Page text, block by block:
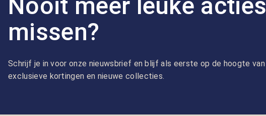
Nooit meer leuke acties
missen?
Schrijf je in voor onze nieuwsbrief en blijf als eerste op de hoogte van
exclusieve kortingen en nieuwe collecties.